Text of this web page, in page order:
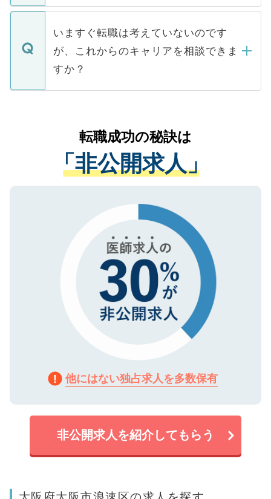
関を公にしてしまうと、応募が殺到する場
に、医療機関が求める条件に合った人材の
みを人材紹介会社に依頼するケースが増え
ています。
定を承諾する必要はありません。内定先へ
の辞退の連絡はキャリアパートナーが行い
個人情報が漏えいすることはありませんの
で、ご安心ください。当サイトからの登録
などで収集したご登録者様の個人情報は、
ご本人のキャリアアップおよび転職活動の
支援を目的に使用いたします。お預かりし
ているすべての個人データはご本人の許可
は、個人情報の取り扱いについての厳密な
管理基準を満たした事業者のみに付与され
る、プライバシーマークを取得済みです。
で、機密保持に関してもご安心ください。
いますぐ転職は考えていないのです
が、これからのキャリアを相談できま
すか？
かがいして、現在の医療機関の状況や紹介
経験をまじえながら、適切なアドバイスを
させていただきます。すぐにご転職をされ
ない方には、長期的なサポートが可能です
ので、まずはご登録ください。
転職成功の秘訣は
「非公開求人」
他にはない独占求人を多数保有
非公開求人を紹介してもらう